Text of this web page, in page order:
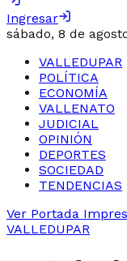
Ingresar
sábado, 8 de
VALLEDUPAR
POLÍTICA
ECONOMÍA
VALLENATO
JUDICIAL
OPINIÓN
DEPORTES
SOCIEDAD
TENDENCIAS
Ver Portada
VALLEDUPAR